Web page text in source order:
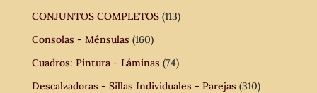
CONJUNTOS COMPLETOS (113)
Consolas - Ménsulas (160)
Cuadros: Pintura - Láminas (74)
Descalzadoras - Sillas Individuales - Parejas (310)